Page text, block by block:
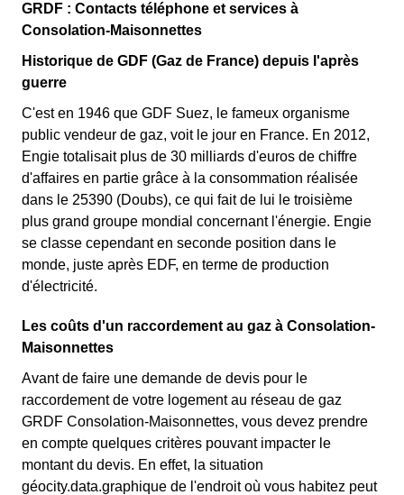
GRDF : Contacts téléphone et services à
Consolation-Maisonnettes
Historique de GDF (Gaz de France) depuis l'après
guerre
C'est en 1946 que GDF Suez, le fameux organisme
public vendeur de gaz, voit le jour en France. En 2012,
Engie totalisait plus de 30 milliards d'euros de chiffre
d'affaires en partie grâce à la consommation réalisée
dans le 25390 (Doubs), ce qui fait de lui le troisième
plus grand groupe mondial concernant l'énergie. Engie
se classe cependant en seconde position dans le
monde, juste après EDF, en terme de production
d'électricité.
Les coûts d'un raccordement au gaz à Consolation-
Maisonnettes
Avant de faire une demande de devis pour le
raccordement de votre logement au réseau de gaz
GRDF Consolation-Maisonnettes, vous devez prendre
en compte quelques critères pouvant impacter le
montant du devis. En effet, la situation
géocity.data.graphique de l'endroit où vous habitez peut